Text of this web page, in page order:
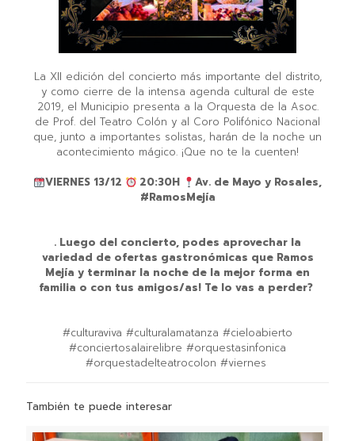
La XII edición del concierto más importante del distrito,
y como cierre de la intensa agenda cultural de este
2019, el Municipio presenta a la Orquesta de la Asoc.
de Prof. del Teatro Colón y al Coro Polifónico Nacional
que, junto a importantes solistas, harán de la noche un
acontecimiento mágico. ¡Que no te la cuenten!⁣
VIERNES 13/12
20:30H
Av. de Mayo y Rosales,
#RamosMejía⁣
. Luego del concierto, podes aprovechar la
variedad de ofertas gastronómicas que Ramos
Mejía y terminar la noche de la mejor forma en
familia o con tus amigos/as! Te lo vas a perder? ⁣
#culturaviva #culturalamatanza #cieloabierto
#conciertosalairelibre #orquestasinfonica
#orquestadelteatrocolon #viernes ⁣
También te puede interesar